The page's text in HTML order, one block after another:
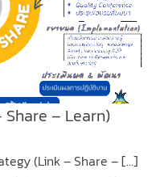
– Learn)
(Link – Share – […]